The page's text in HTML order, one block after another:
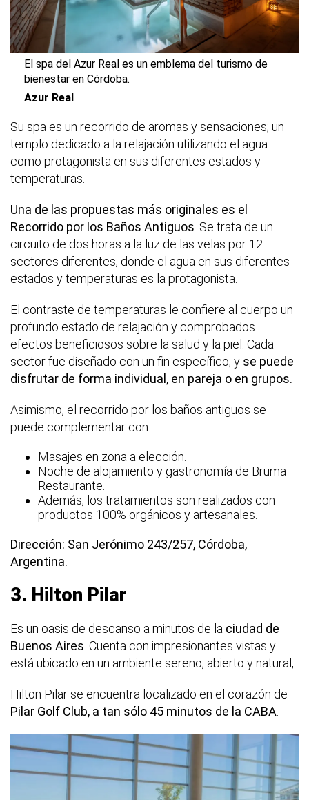
El spa del Azur Real es un emblema del turismo de
bienestar en Córdoba.
Azur Real
Su spa es un recorrido de aromas y sensaciones; un
templo dedicado a la relajación utilizando el agua
como protagonista en sus diferentes estados y
temperaturas.
Una de las propuestas más originales es el
Recorrido por los Baños Antiguos . Se trata de un
circuito de dos horas a la luz de las velas por 12
sectores diferentes, donde el agua en sus diferentes
estados y temperaturas es la protagonista.
El contraste de temperaturas le confiere al cuerpo un
profundo estado de relajación y comprobados
efectos beneficiosos sobre la salud y la piel. Cada
sector fue diseñado con un fin específico, y se puede
disfrutar de forma individual, en pareja o en grupos.
Asimismo, el recorrido por los baños antiguos se
puede complementar con:
Masajes en zona a elección.
Noche de alojamiento y gastronomía de Bruma
Restaurante.
Además, los tratamientos son realizados con
productos 100% orgánicos y artesanales.
Dirección: San Jerónimo 243/257, Córdoba,
Argentina.
3. Hilton Pilar
Es un oasis de descanso a minutos de la ciudad de
Buenos Aires . Cuenta con impresionantes vistas y
está ubicado en un ambiente sereno, abierto y natural,
Hilton Pilar se encuentra localizado en el corazón de
Pilar Golf Club, a tan sólo 45 minutos de la CABA